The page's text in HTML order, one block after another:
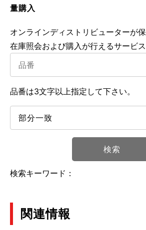
量購入
オンラインディストリビューターが
在庫照会および購入が行えるサービス
検索
品番は3文字以上指定して下さい。
検索キーワード：
関連情報